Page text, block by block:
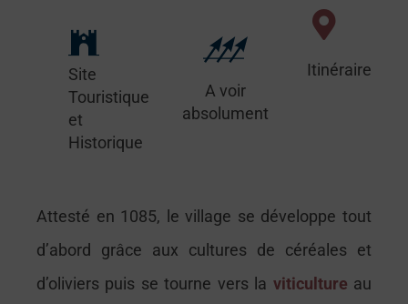
Site
Touristique
et
Historique
A voir
absolument
Itinéraire
Attesté en 1085, le village se développe tout
d’abord grâce aux cultures de céréales et
d’oliviers puis se tourne vers la viticulture au